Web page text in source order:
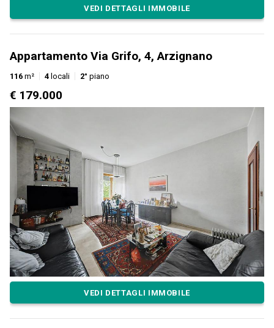
VEDI DETTAGLI IMMOBILE
Appartamento Via Grifo, 4, Arzignano
116 m² 4 locali 2° piano
€ 179.000
VEDI DETTAGLI IMMOBILE